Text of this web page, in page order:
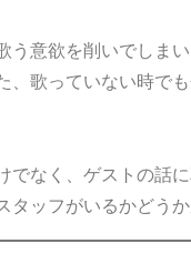
意欲を削いでしま
歌っていない時で
なく、ゲストの話
ッフがいるかどう